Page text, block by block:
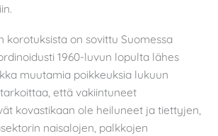
korotuksista on sovittu Suomessa
1960-luvun lopulta lähes
muutamia poikkeuksia lukuun
että vakiintuneet
kovastikaan ole heiluneet ja tiettyjen,
naisalojen, palkkojen